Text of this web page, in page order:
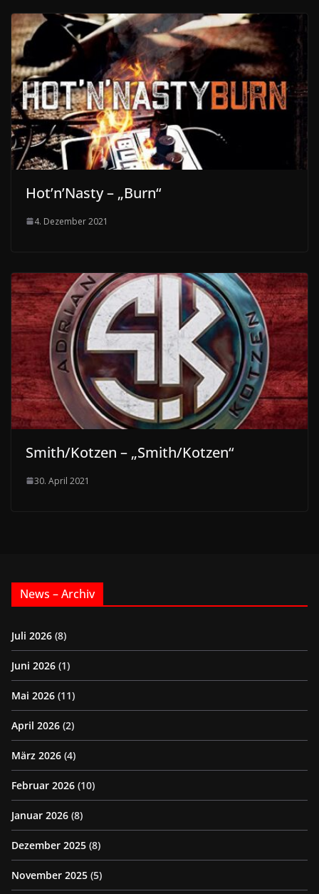
Hot’n’Nasty – „Burn“
4. Dezember 2021
Smith/Kotzen – „Smith/Kotzen“
30. April 2021
News – Archiv
Juli 2026 (8)
Juni 2026 (1)
Mai 2026 (11)
April 2026 (2)
März 2026 (4)
Februar 2026 (10)
Januar 2026 (8)
Dezember 2025 (8)
November 2025 (5)